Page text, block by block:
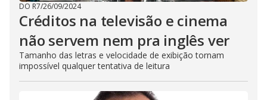
DO R7/26/09/2024
Créditos na televisão e cinema
não servem nem pra inglês ver
Tamanho das letras e velocidade de exibição tornam
impossível qualquer tentativa de leitura